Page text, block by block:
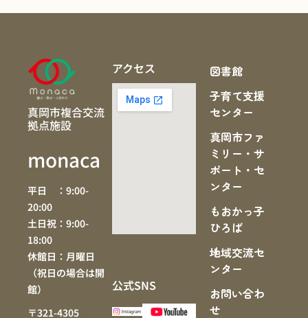
真岡市複合交流
拠点施設
monaca
平日 ：9:00-
20:00
土日祝：9:00-
18:00
休館日：月曜日
（祝日の場合は開
館）
〒321-4305
アクセス
公式SNS
図書館
子育て支援
センター
真岡市ファ
ミリー・サ
ポート・セ
ンター
もおかっ子
ひろば
地域交流セ
ンター
お問い合わ
せ